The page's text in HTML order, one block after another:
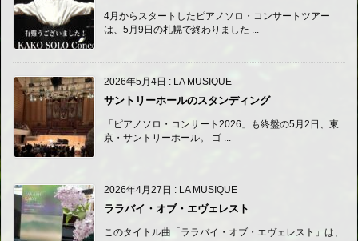
4月からスタートしたピアノソロ・コンサートツアー
は、5月9日の札幌で終わりました ...
2026年5月4日 : LA MUSIQUE
サントリーホールのスタンディング
「ピアノソロ・コンサート2026」も終盤の5月2日、東
京・サントリーホール。 ゴ ...
2026年4月27日 : LA MUSIQUE
ララバイ・オブ・エヴェレスト
このタイトル曲「ララバイ・オブ・エヴェレスト」は、